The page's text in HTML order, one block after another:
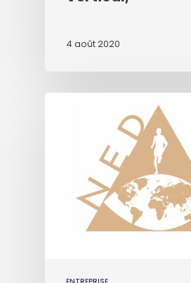
4 août 2020
ENTREPRISE